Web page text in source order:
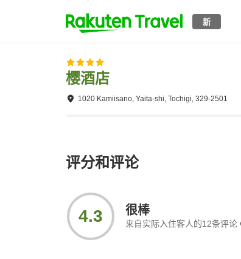
新
樱酒店
1020 Kamiisano, Yaita-shi, Tochigi, 329-2501
评分和评论
4.3 很棒
来自实际入住客人的12条评论